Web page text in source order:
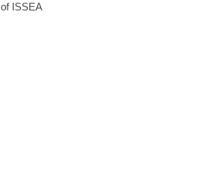
ISSEA